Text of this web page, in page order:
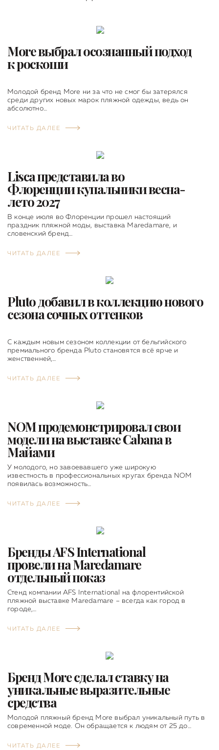
More выбрал осознанный подход
к роскоши
Молодой бренд More ни за что не смог бы затерялся
среди других новых марок пляжной одежды, ведь он
абсолютно…
ЧИТАТЬ ДАЛЕЕ
Lisca представила во
Флоренции купальники весна-
лето 2027
В конце июля во Флоренции прошел настоящий
праздник пляжной моды, выставка Maredamare, и
словенский бренд…
ЧИТАТЬ ДАЛЕЕ
Pluto добавил в коллекцию нового
сезона сочных оттенков
С каждым новым сезоном коллекции от бельгийского
премиального бренда Pluto становятся всё ярче и
женственней,…
ЧИТАТЬ ДАЛЕЕ
NOM продемонстрировал свои
модели на выставке Cabana в
Майами
У молодого, но завоевавшего уже широкую
известность в профессиональных кругах бренда NOM
появилась возможность…
ЧИТАТЬ ДАЛЕЕ
Бренды AFS International
провели на Maredamare
отдельный показ
Стенд компании AFS International на флорентийской
пляжной выставке Maredamare – всегда как город в
городе,…
ЧИТАТЬ ДАЛЕЕ
Бренд More сделал ставку на
уникальные выразительные
средства
Молодой пляжный бренд More выбрал уникальный путь в
современной моде. Он обращается к людям от 25 до…
ЧИТАТЬ ДАЛЕЕ